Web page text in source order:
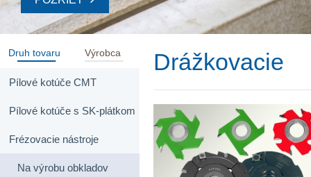
Druh tovaru Výrobca
Pílové kotúče CMT
Pílové kotúče s SK-plátkom
Frézovacie nástroje
Na výrobu obkladov
Drážkovacie